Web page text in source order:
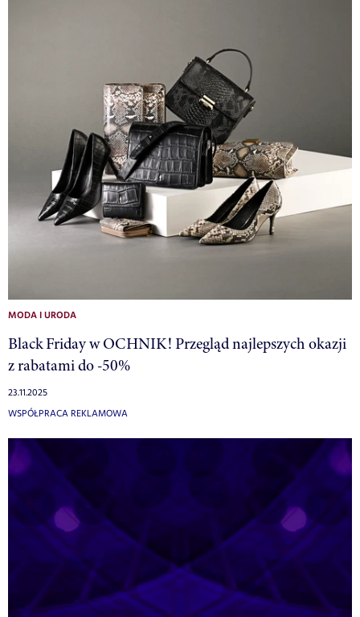
MODA I URODA
Black Friday w OCHNIK! Przegląd najlepszych okazji
z rabatami do -50%
23.11.2025
WSPÓŁPRACA REKLAMOWA